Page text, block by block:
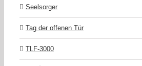
Seelsorger
Tag der offenen Tür
TLF-3000